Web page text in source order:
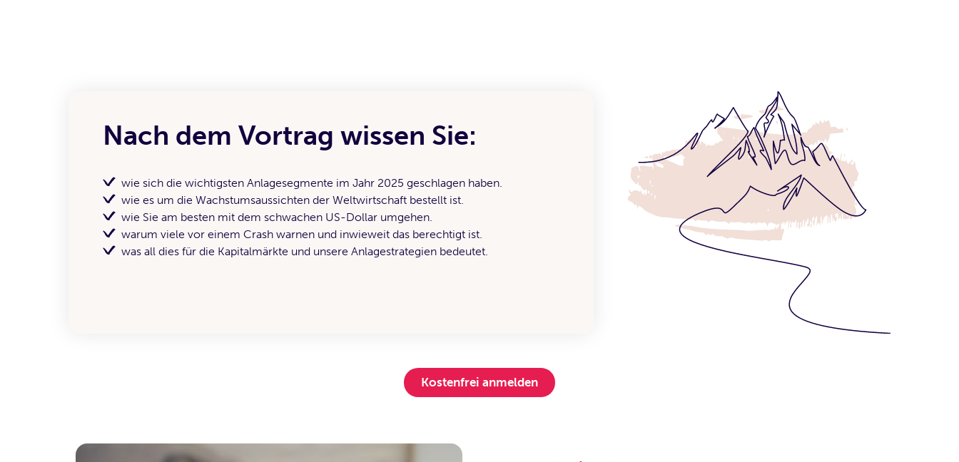
Nach dem Vortrag wissen Sie:
wie sich die wichtigsten Anlagesegmente im Jahr 2025 geschlagen haben.
wie es um die Wachstumsaussichten der Weltwirtschaft bestellt ist.
wie Sie am besten mit dem schwachen US-Dollar umgehen.
warum viele vor einem Crash warnen und inwieweit das berechtigt ist.
was all dies für die Kapitalmärkte und unsere Anlagestrategien bedeutet.
Kostenfrei anmelden